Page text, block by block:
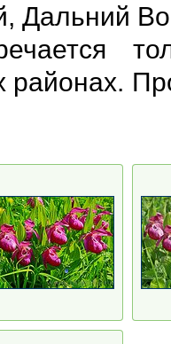
Дальний
районах.